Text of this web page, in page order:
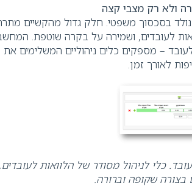
ולא רק מצבי קצה
בסכסוך משפטי. חלק גדול מהקשיים
לעובדים, ושמירה על בקרה שוטפת.
לעובד – מספקים כלים ניהוליים המשלימים
לאורך זמן.
.כלי לניהול מסודר של הלוואות
בצורה שקופה וברורה.